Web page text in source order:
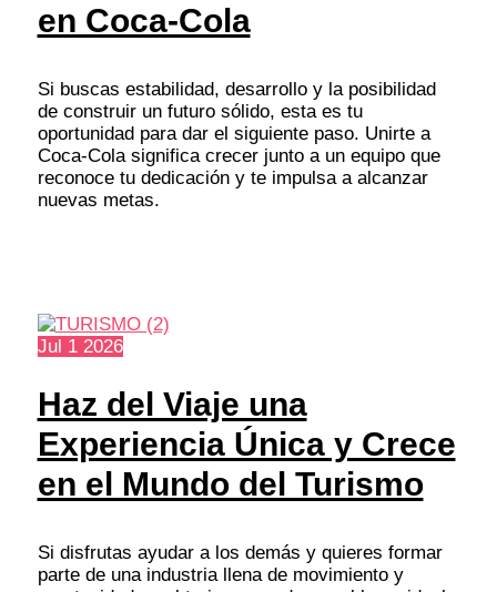
en Coca-Cola
Si buscas estabilidad, desarrollo y la posibilidad
de construir un futuro sólido, esta es tu
oportunidad para dar el siguiente paso. Unirte a
Coca-Cola significa crecer junto a un equipo que
reconoce tu dedicación y te impulsa a alcanzar
nuevas metas.
Jul 1 2026
Haz del Viaje una
Experiencia Única y Crece
en el Mundo del Turismo
Si disfrutas ayudar a los demás y quieres formar
parte de una industria llena de movimiento y